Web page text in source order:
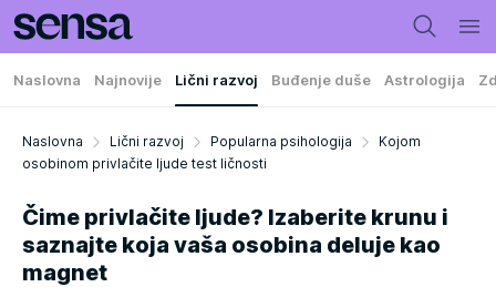
Naslovna Najnovije Lični razvoj Buđenje duše Astrologija
Naslovna Lični razvoj Popularna psihologija
Kojom
osobinom privlačite ljude test ličnosti
Čime privlačite ljude? Izaberite krunu i
saznajte koja vaša osobina deluje kao
magnet